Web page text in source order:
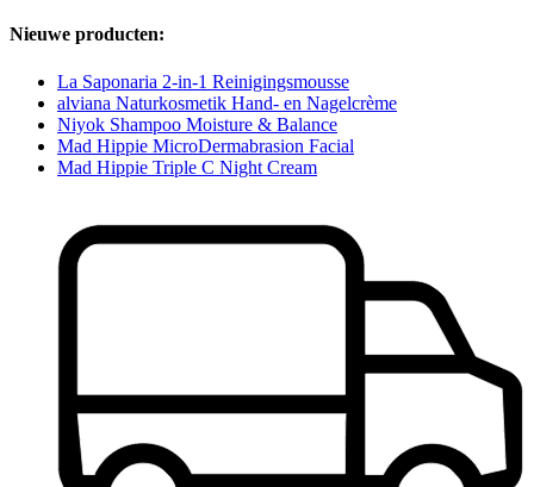
Nieuwe producten:
La Saponaria 2-in-1 Reinigingsmousse
alviana Naturkosmetik Hand- en Nagelcrème
Niyok Shampoo Moisture & Balance
Mad Hippie MicroDermabrasion Facial
Mad Hippie Triple C Night Cream